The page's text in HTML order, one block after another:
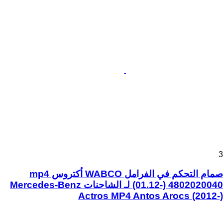
3
صمام التحكم في الفرامل WABCO أكتروس mp4
(01.12-) 4802020040 لـ الشاحنات Mercedes-Benz
Actros MP4 Antos Arocs (2012-)